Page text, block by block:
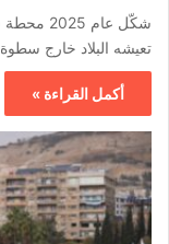
شكّل عام
تعيشه البلاد خارج
أكمل القراءة »